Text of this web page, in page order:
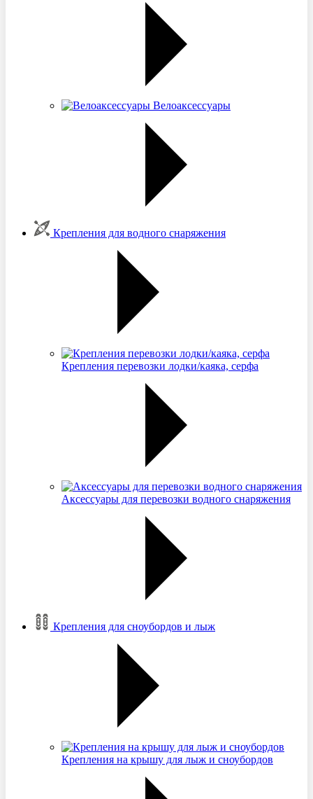
Велоаксессуары
Крепления для водного снаряжения
Крепления перевозки лодки/каяка, серфа
Аксессуары для перевозки водного снаряжения
Крепления для сноубордов и лыж
Крепления на крышу для лыж и сноубордов